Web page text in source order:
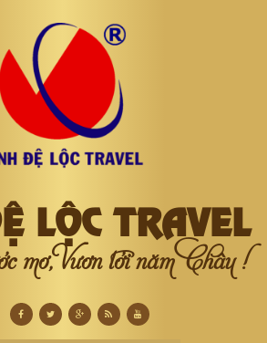
LỘC TRAVEL
mơ, Vươn tới năm Châu !